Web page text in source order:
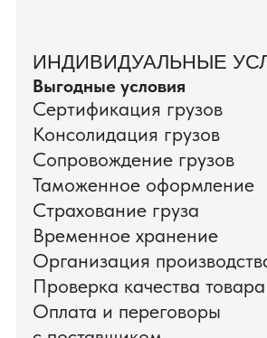
КЕЙС ПАО «РОСТЕЛЕКОМ»
ПАО «Ростелеком» доверяет нам полный
цикл международных поставок — от
поиска и проверки поставщиков до
доставки оборудования.
Мы обеспечили полный цикл работ:
проверку продукции, логистику,
таможенное оформление и контроль
сроков. В результате все товары были
доставлены точно в срок и без
дополнительных рисков.
PRO TORG — проверенный партнёр по
международной логистике для ведущих
федеральных компаний.